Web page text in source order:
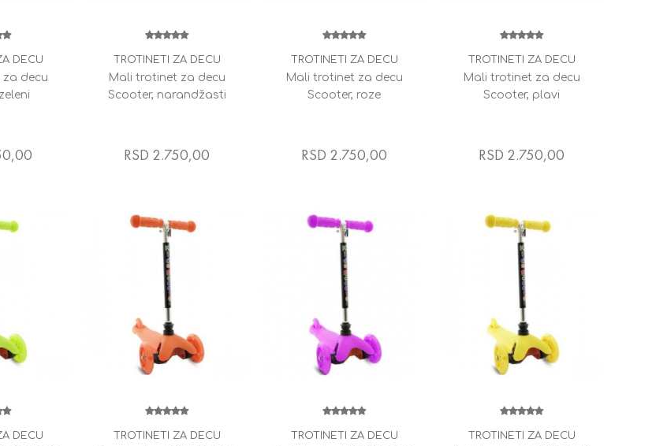
DECU
decu
TROTINETI ZA DECU
Mali trotinet za decu
Scooter, narandžasti
RSD 2.750,00
TROTINETI ZA DECU
Mali trotinet za decu
Scooter, roze
RSD 2.750,00
TROTINETI ZA DECU
Mali trotinet za decu
Scooter, plavi
RSD 2.750,00
DECU TROTINETI ZA DECU TROTINETI ZA DECU TROTINETI ZA DECU